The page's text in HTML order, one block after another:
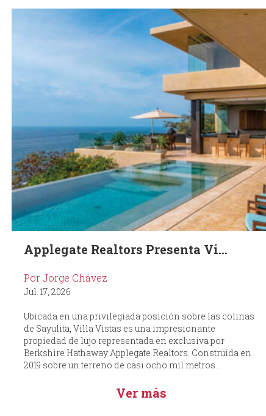
Applegate Realtors Presenta Vi...
Por Jorge Chávez
Jul. 17, 2026
Ubicada en una privilegiada posición sobre las colinas
de Sayulita, Villa Vistas es una impresionante
propiedad de lujo representada en exclusiva por
Berkshire Hathaway Applegate Realtors. Construida en
2019 sobre un terreno de casi ocho mil metros...
Ver más